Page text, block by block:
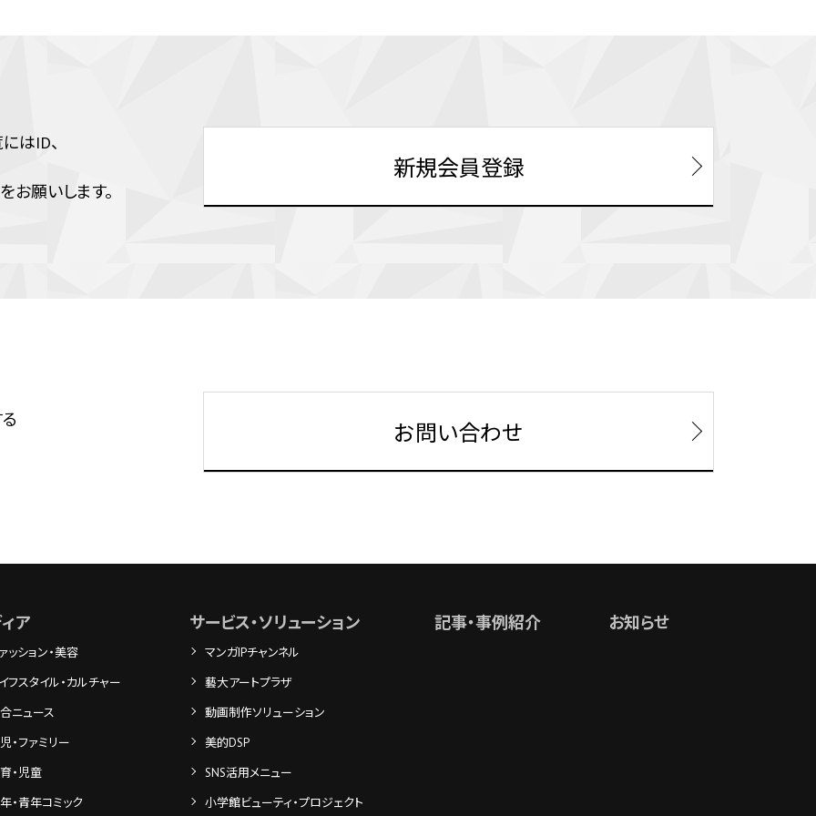
はID、
お願いします。
新規会員登録
お問い合わせ
ア
ッション・美容
フスタイル・カルチャー
ニュース
・ファミリー
・児童
・青年コミック
サービス・ソリューション
マンガIPチャンネル
藝大アートプラザ
動画制作ソリューション
美的DSP
SNS活用メニュー
小学館ビューティ・プロジェクト
記事・事例紹介 お知らせ